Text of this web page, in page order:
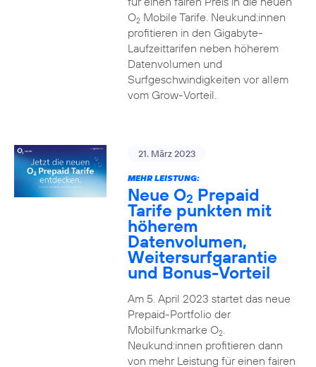
O2Mobile Tarife. Neukund:innen
profitieren in den Gigabyte-
Laufzeittarifen neben höherem
Datenvolumen und
Surfgeschwindigkeiten vor allem
vom Grow-Vorteil.
21. März 2023
MEHR LEISTUNG:
Neue O2 Prepaid
Tarife punkten mit
höherem
Datenvolumen,
Weitersurfgarantie
und Bonus-Vorteil
Am 5. April 2023 startet das neue
Prepaid-Portfolio der
Mobilfunkmarke O2.
Neukund:innen profitieren dann
von mehr Leistung für einen fairen